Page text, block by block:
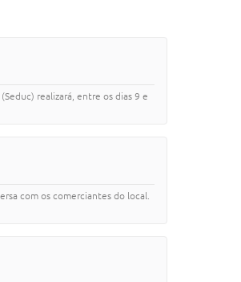
realizará, entre os dias 9 e
com os comerciantes do local.